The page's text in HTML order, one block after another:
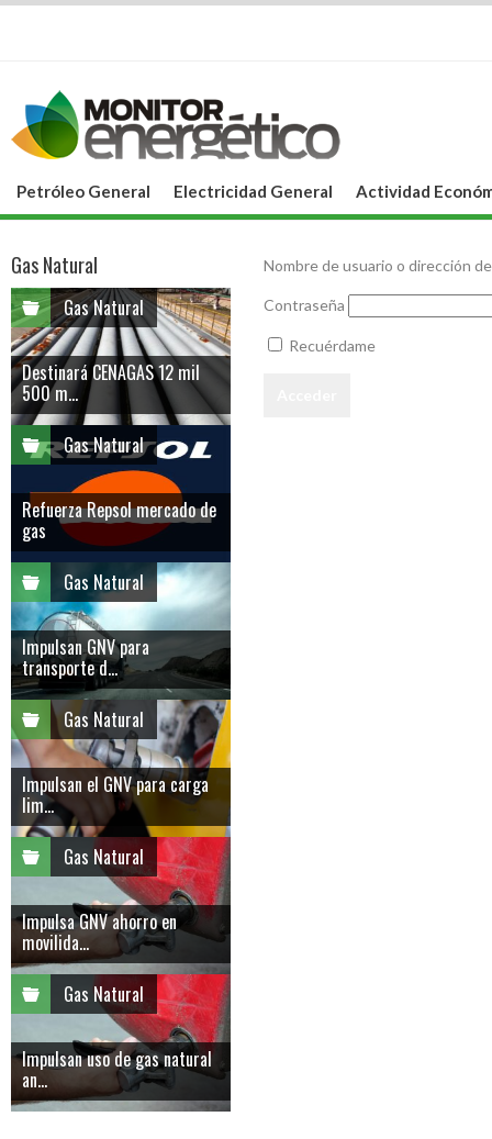
Petróleo General Electricidad General Actividad
Nombre de usuario o dirección
Contraseña
Recuérdame
Gas Natural
Gas Natural
Destinará CENAGAS 12 mil
500 m...
Gas Natural
Refuerza Repsol mercado de
gas
Gas Natural
Impulsan GNV para
transporte d...
Gas Natural
Impulsan el GNV para carga
lim...
Gas Natural
Impulsa GNV ahorro en
movilida...
Gas Natural
Impulsan uso de gas natural
an...